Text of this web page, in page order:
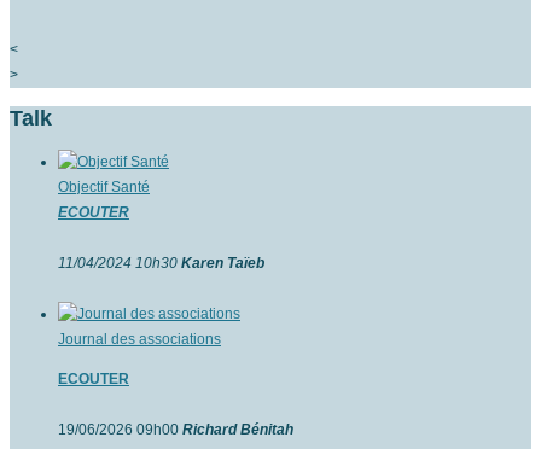
<
>
Talk
Objectif Santé
ECOUTER
11/04/2024 10h30 Karen Taïeb
Journal des associations
ECOUTER
19/06/2026 09h00 Richard Bénitah